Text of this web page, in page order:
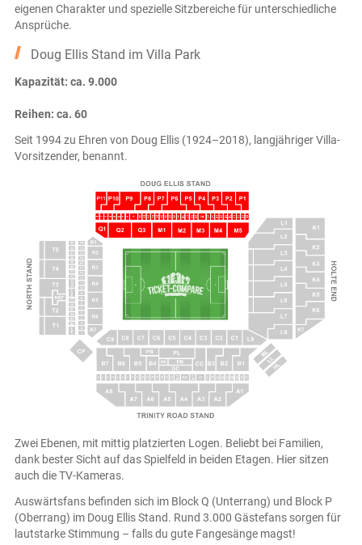
eigenen Charakter und spezielle Sitzbereiche für unterschiedliche
Ansprüche.
Doug Ellis Stand im Villa Park
Kapazität: ca. 9.000
Reihen: ca. 60
Seit 1994 zu Ehren von Doug Ellis (1924–2018), langjähriger Villa-
Vorsitzender, benannt.
Zwei Ebenen, mit mittig platzierten Logen. Beliebt bei Familien,
dank bester Sicht auf das Spielfeld in beiden Etagen. Hier sitzen
auch die TV-Kameras.
Auswärtsfans befinden sich im Block Q (Unterrang) und Block P
(Oberrang) im Doug Ellis Stand. Rund 3.000 Gästefans sorgen für
lautstarke Stimmung – falls du gute Fangesänge magst!